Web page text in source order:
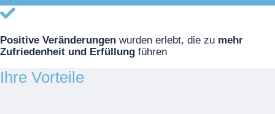
Positive Veränderungen wurden erlebt, die zu mehr
Zufriedenheit und Erfüllung führen
Ihre Vorteile